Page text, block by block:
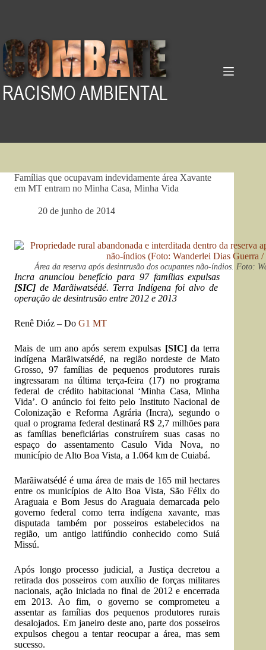
Famílias que ocupavam indevidamente área Xavante
em MT entram no Minha Casa, Minha Vida
20 de junho de 2014
Área da reserva após desintrusão dos ocupantes não-índios. Foto:
Incra anunciou benefício para 97 famílias expulsas
[SIC] de Marãiwatsédé. Terra Indígena foi alvo de
operação de desintrusão entre 2012 e 2013
Renê Dióz – Do G1 MT
Mais de um ano após serem expulsas [SIC]da terra
indígena Marãiwatsédé, na região nordeste de Mato
Grosso, 97 famílias de pequenos produtores rurais
ingressaram na última terça-feira (17) no programa
federal de crédito habitacional ‘Minha Casa, Minha
Vida’. O anúncio foi feito pelo Instituto Nacional de
Colonização e Reforma Agrária (Incra), segundo o
qual o programa federal destinará R$ 2,7 milhões para
as famílias beneficiárias construírem suas casas no
espaço do assentamento Casulo Vida Nova, no
município de Alto Boa Vista, a 1.064 km de Cuiabá.
Marãiwatsédé é uma área de mais de 165 mil hectares
entre os municípios de Alto Boa Vista, São Félix do
Araguaia e Bom Jesus do Araguaia demarcada pelo
governo federal como terra indígena xavante, mas
disputada também por posseiros estabelecidos na
região, um antigo latifúndio conhecido como Suiá
Missú.
Após longo processo judicial, a Justiça decretou a
retirada dos posseiros com auxílio de forças militares
nacionais, ação iniciada no final de 2012 e encerrada
em 2013. Ao fim, o governo se comprometeu a
assentar as famílias dos pequenos produtores rurais
desalojados. Em janeiro deste ano, parte dos posseiros
expulsos chegou a tentar reocupar a área, mas sem
sucesso.